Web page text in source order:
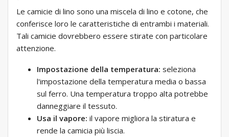
Le camicie di lino sono una miscela di lino e cotone, che
conferisce loro le caratteristiche di entrambi i materiali.
Tali camicie dovrebbero essere stirate con particolare
attenzione.
Impostazione della temperatura: seleziona
l'impostazione della temperatura media o bassa
sul ferro. Una temperatura troppo alta potrebbe
danneggiare il tessuto.
Usa il vapore: il vapore migliora la stiratura e
rende la camicia più liscia.